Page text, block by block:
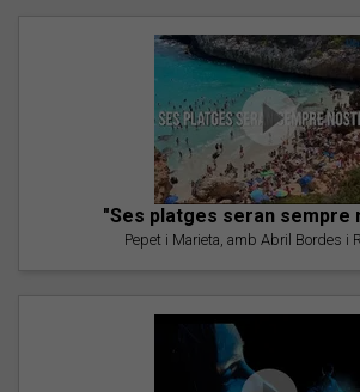
"Ses platges seran sempre
Pepet i Marieta, amb Abril Bordes i